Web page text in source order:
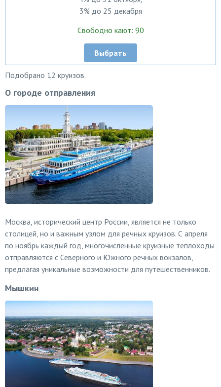
3% до 25 декабря
Свободно кают: 90
Выбрать
Подобрано 12 круизов.
О городе отправления
Москва, исторический центр России, является не только
столицей, но и важным узлом для речных круизов. С апреля
по ноябрь каждый год, многочисленные круизные теплоходы
отправляются с Северного и Южного речных вокзалов,
предлагая уникальные возможности для путешественников.
Мышкин